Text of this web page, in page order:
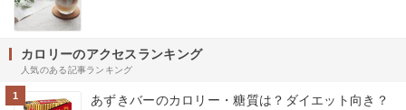
カロリーのアクセスランキング
人気のある記事ランキング
1
あずきバーのカロリー・糖質は？ダイエット向き？